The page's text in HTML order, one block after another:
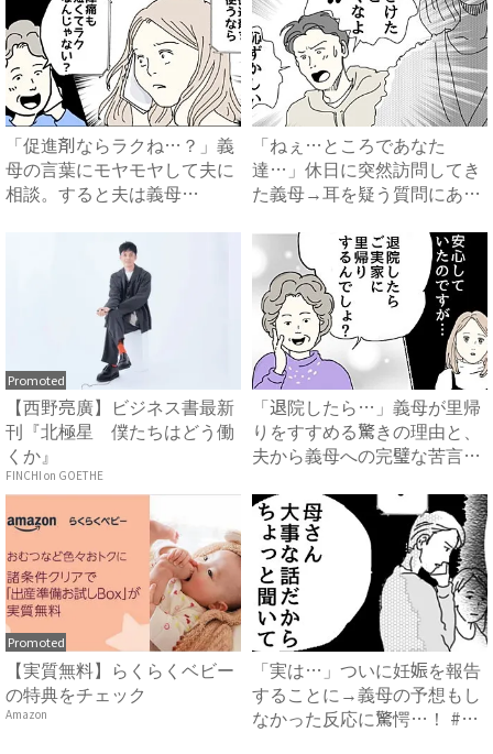
「促進剤ならラクね…？」義
母の言葉にモヤモヤして夫に
相談。すると夫は義母
「ねぇ…ところであなた
達…」休日に突然訪問してき
た義母→耳を疑う質問にあ
Promoted
【西野亮廣】ビジネス書最新
刊『北極星 僕たちはどう働
くか』
FINCHI on GOETHE
「退院したら…」義母が里帰
りをすすめる驚きの理由と、
夫から義母への完璧な苦言
Promoted
【実質無料】らくらくベビー
の特典をチェック
Amazon
「実は…」ついに妊娠を報告
することに→義母の予想もし
なかった反応に驚愕…！ #